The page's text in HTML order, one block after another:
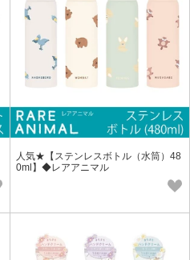
人気★【ステンレスボトル（水筒）48
0ml】◆レアアニマル